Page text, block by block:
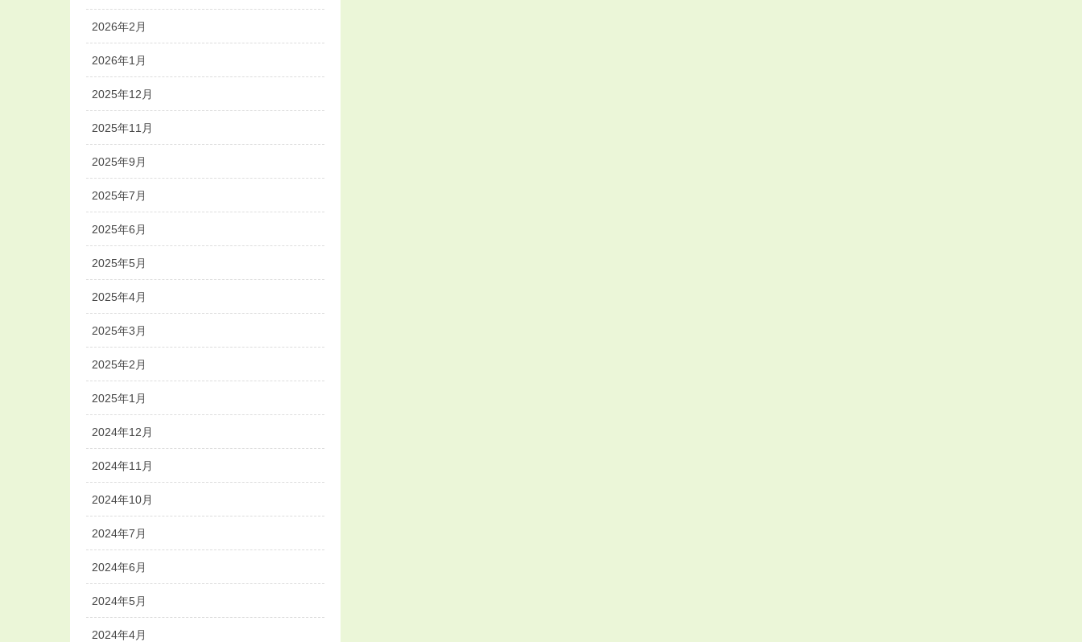
2026年2月
2026年1月
2025年12月
2025年11月
2025年9月
2025年7月
2025年6月
2025年5月
2025年4月
2025年3月
2025年2月
2025年1月
2024年12月
2024年11月
2024年10月
2024年7月
2024年6月
2024年5月
2024年4月